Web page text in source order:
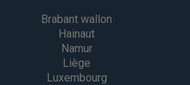
Brabant wallon
Hainaut
Namur
Liège
Luxembourg